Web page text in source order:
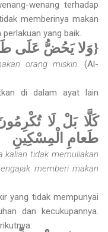
wenang terhadap
memberinya makan
yang baik.
{وَلا يَحُضُّ عَلَى
orang miskin. (Al-
di dalam ayat lain
كَلَّا بَلْ لَا
طَعامِ الْمِسْكِينِ
kalian tidak memuliakan
memberi makan
yang tidak mempunyai
dan kecukupannya.